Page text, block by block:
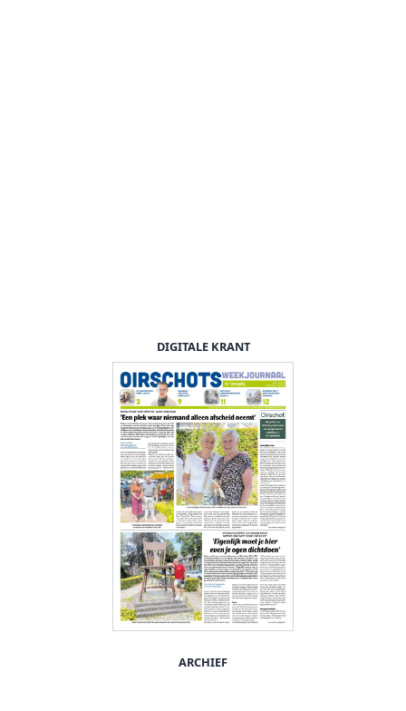
DIGITALE KRANT
ARCHIEF